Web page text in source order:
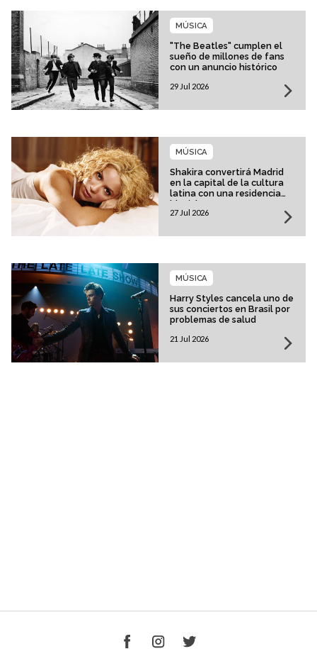
"The Beatles" cumplen el
sueño de millones de fans
con un anuncio histórico
MÚSICA
29 Jul 2026
Shakira convertirá Madrid
en la capital de la cultura
latina con una residencia
histórica
MÚSICA
27 Jul 2026
Harry Styles cancela uno de
sus conciertos en Brasil por
problemas de salud
MÚSICA
21 Jul 2026